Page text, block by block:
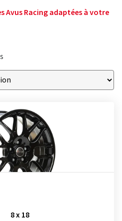
Avus Racing adaptées à votre
8 x 18